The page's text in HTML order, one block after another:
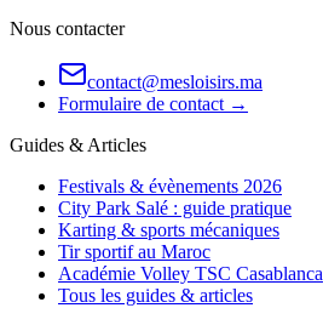
Nous contacter
contact@mesloisirs.ma
Formulaire de contact →
Guides & Articles
Festivals & évènements 2026
City Park Salé : guide pratique
Karting & sports mécaniques
Tir sportif au Maroc
Académie Volley TSC Casablanca
Tous les guides & articles